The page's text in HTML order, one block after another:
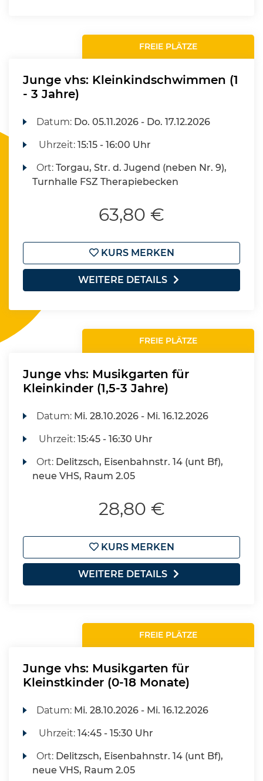
FREIE PLÄTZE
Junge vhs: Kleinkindschwimmen (1
- 3 Jahre)
Datum: Do. 05.11.2026 - Do. 17.12.2026
Uhrzeit:15:15 - 16:00 Uhr
Ort:Torgau, Str. d. Jugend (neben Nr. 9),
Turnhalle FSZ Therapiebecken
63,80 €
KURS MERKEN
WEITERE DETAILS
FREIE PLÄTZE
Junge vhs: Musikgarten für
Kleinkinder (1,5-3 Jahre)
Datum: Mi. 28.10.2026 - Mi. 16.12.2026
Uhrzeit:15:45 - 16:30 Uhr
Ort: Delitzsch, Eisenbahnstr. 14 (unt Bf),
neue VHS, Raum 2.05
28,80 €
KURS MERKEN
WEITERE DETAILS
FREIE PLÄTZE
Junge vhs: Musikgarten für
Kleinstkinder (0-18 Monate)
Datum: Mi. 28.10.2026 - Mi. 16.12.2026
Uhrzeit:14:45 - 15:30 Uhr
Ort: Delitzsch, Eisenbahnstr. 14 (unt Bf),
neue VHS, Raum 2.05